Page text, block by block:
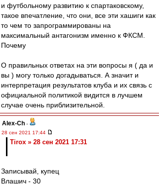
и футбольному развитию к спартаковскому,
такое впечатление, что они, все эти хашиги как
то чем то запрограммированы на
максимальный антагонизм именно к ФКСМ.
Почему
О правильных ответах на эти вопросы я ( да и
вы ) могу только догадываться. А значит и
интерпретация результатов клуба и их связь с
официальной политикой видится в лучшем
случае очень приблизительной.
Alex-Ch -
28 сен 2021 17:44
Tirox » 28 сен 2021 17:31
Записывай, купец
Влашич - 30